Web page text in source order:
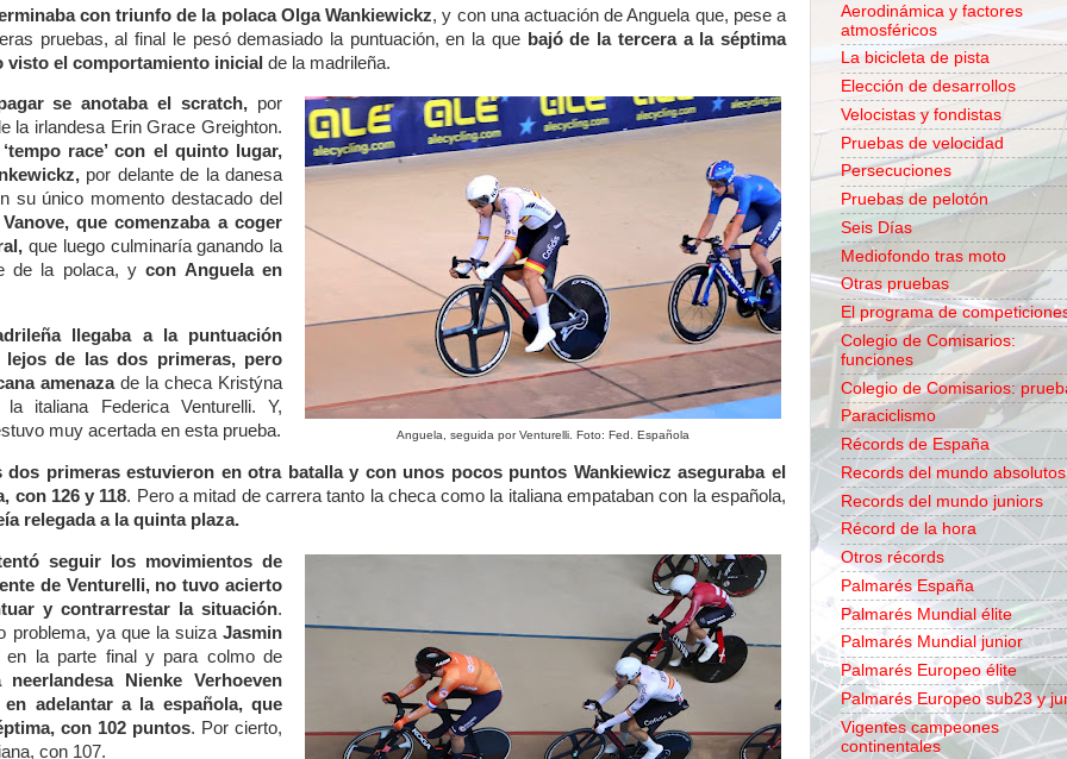
con triunfo de la polaca Olga Wankiewickz, y con una actuación de Anguela que, pese a
pruebas, al final le pesó demasiado la puntuación, en la que bajó de la tercera a la séptima
visto el comportamiento inicial de la madrileña.
Anguela, seguida por Venturelli. Foto: Fed. Española
se anotaba el scratch, por
la irlandesa Erin Grace Greighton.
race’ con el quinto lugar,
, por delante de la danesa
su único momento destacado del
que comenzaba a coger
que luego culminaría ganando la
de la polaca, ycon Anguela en
llegaba a la puntuación
lejos de las dos primeras, pero
amenazade la checa Kristýna
italiana Federica Venturelli. Y,
muy acertada en esta prueba.
dos primeras estuvieron en otra batalla y con unos pocos puntos Wankiewicz aseguraba el
con 126 y 118. Pero a mitad de carrera tanto la checa como la italiana empataban con la española,
relegada a la quinta plaza.
seguir los movimientos de
de Venturelli, no tuvo acierto
y contrarrestar la situación.
problema, ya que la suizaJasmin
la parte final y para colmo de
neerlandesa Nienke Verhoeven
adelantar a la española, que
con 102 puntos. Por cierto,
con 107.
Aerodinámica y factores
atmosféricos
La bicicleta de pista
Elección de desarrollos
Velocistas y fondistas
Pruebas de velocidad
Persecuciones
Pruebas de pelotón
Seis Días
Mediofondo tras moto
Otras pruebas
El programa de
Colegio de Comisarios:
funciones
Colegio de Comisarios:
Paraciclismo
Récords de España
Records del mundo absolutos
Records del mundo juniors
Récord de la hora
Otros récords
Palmarés España
Palmarés Mundial élite
Palmarés Mundial junior
Palmarés Europeo élite
Palmarés Europeo sub23 y
Vigentes campeones
continentales